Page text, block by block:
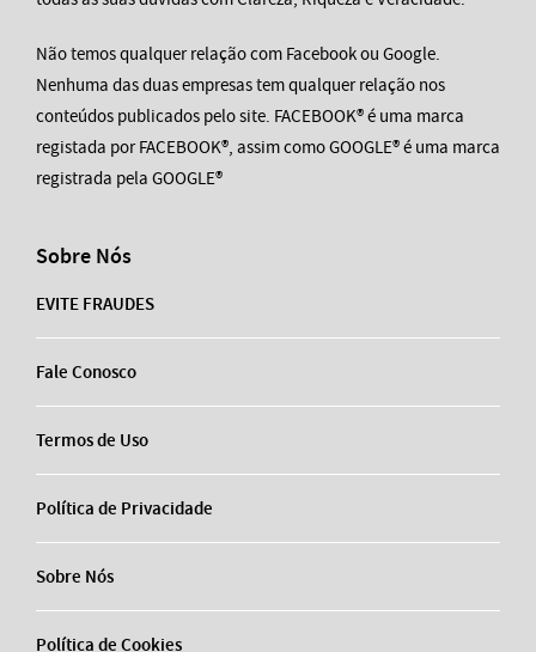
Não temos qualquer relação com Facebook ou Google.
Nenhuma das duas empresas tem qualquer relação nos
conteúdos publicados pelo site. FACEBOOK® é uma marca
registada por FACEBOOK®, assim como GOOGLE® é uma marca
registrada pela GOOGLE®
Sobre Nós
EVITE FRAUDES
Fale Conosco
Termos de Uso
Política de Privacidade
Sobre Nós
Política de Cookies